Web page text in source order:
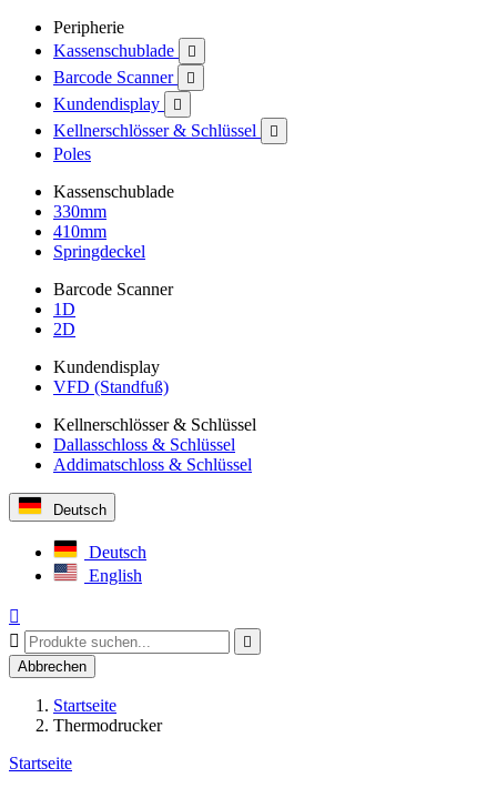
Peripherie
Kassenschublade

Barcode Scanner 
Kundendisplay 
Kellnerschlösser & Schlüssel 
Poles
Kassenschublade
330mm
410mm
Springdeckel
Barcode Scanner
1D
2D
Kundendisplay
VFD (Standfuß)
Kellnerschlösser & Schlüssel
Dallasschloss & Schlüssel
Addimatschloss & Schlüssel
Deutsch
Deutsch
English



Abbrechen
Startseite
Thermodrucker
Startseite